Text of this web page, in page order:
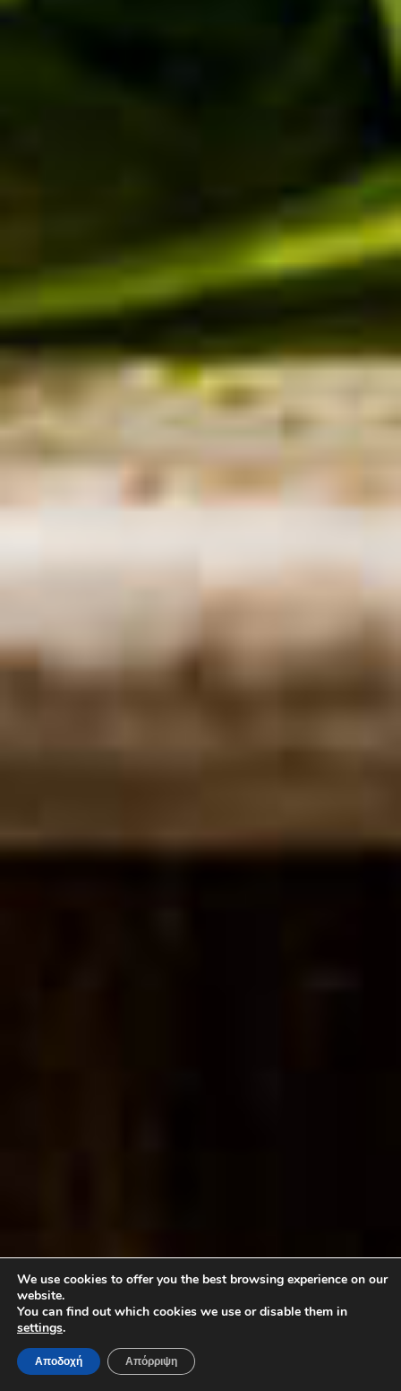
We use cookies to offer you the best browsing experience on our
website.
You can find out which cookies we use or disable them in
settings.
Αποδοχή Απόρριψη